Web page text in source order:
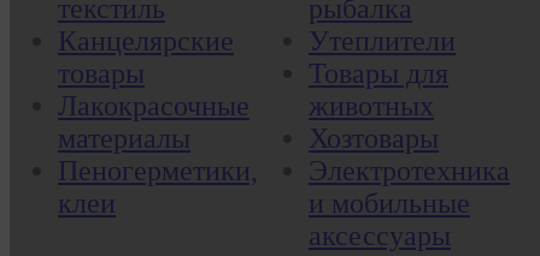
текстиль
Канцелярские
товары
Лакокрасочные
материалы
Пеногерметики,
клеи
рыбалка
Утеплители
Товары для
животных
Хозтовары
Электротехника
и мобильные
аксессуары